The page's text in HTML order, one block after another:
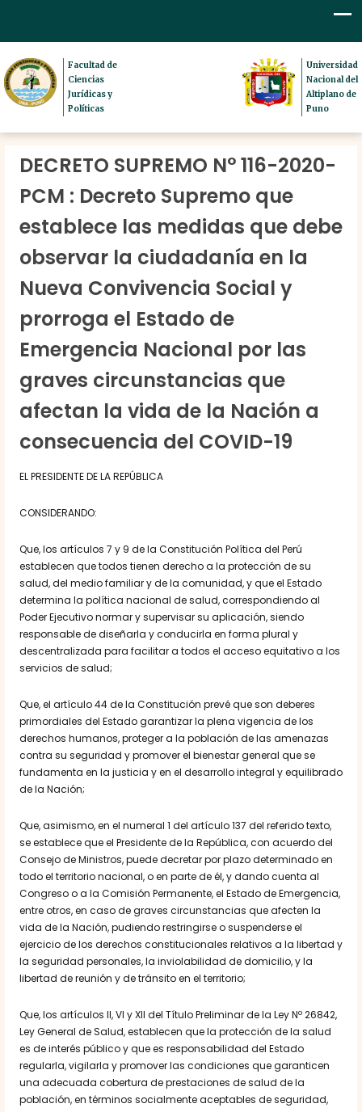
Facultad de
Ciencias
Jurídicas y
Políticas
Universidad
Nacional del
Altiplano de
Puno
DECRETO SUPREMO N° 116-2020-
PCM : Decreto Supremo que
establece las medidas que debe
observar la ciudadanía en la
Nueva Convivencia Social y
prorroga el Estado de
Emergencia Nacional por las
graves circunstancias que
afectan la vida de la Nación a
consecuencia del COVID-19
EL PRESIDENTE DE LA REPÚBLICA
CONSIDERANDO:
Que, los artículos 7 y 9 de la Constitución Política del Perú
establecen que todos tienen derecho a la protección de su
salud, del medio familiar y de la comunidad, y que el Estado
determina la política nacional de salud, correspondiendo al
Poder Ejecutivo normar y supervisar su aplicación, siendo
responsable de diseñarla y conducirla en forma plural y
descentralizada para facilitar a todos el acceso equitativo a los
servicios de salud;
Que, el artículo 44 de la Constitución prevé que son deberes
primordiales del Estado garantizar la plena vigencia de los
derechos humanos, proteger a la población de las amenazas
contra su seguridad y promover el bienestar general que se
fundamenta en la justicia y en el desarrollo integral y equilibrado
de la Nación;
Que, asimismo, en el numeral 1 del artículo 137 del referido texto,
se establece que el Presidente de la República, con acuerdo del
Consejo de Ministros, puede decretar por plazo determinado en
todo el territorio nacional, o en parte de él, y dando cuenta al
Congreso o a la Comisión Permanente, el Estado de Emergencia,
entre otros, en caso de graves circunstancias que afecten la
vida de la Nación, pudiendo restringirse o suspenderse el
ejercicio de los derechos constitucionales relativos a la libertad y
la seguridad personales, la inviolabilidad de domicilio, y la
libertad de reunión y de tránsito en el territorio;
Que, los artículos II, VI y XII del Título Preliminar de la Ley Nº 26842,
Ley General de Salud, establecen que la protección de la salud
es de interés público y que es responsabilidad del Estado
regularla, vigilarla y promover las condiciones que garanticen
una adecuada cobertura de prestaciones de salud de la
población, en términos socialmente aceptables de seguridad,